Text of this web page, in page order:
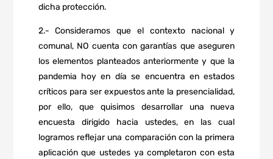
dicha protección.
2.- Consideramos que el contexto nacional y
comunal, NO cuenta con garantías que aseguren
los elementos planteados anteriormente y que la
pandemia hoy en día se encuentra en estados
críticos para ser expuestos ante la presencialidad,
por ello, que quisimos desarrollar una nueva
encuesta dirigido hacia ustedes, en las cual
logramos reflejar una comparación con la primera
aplicación que ustedes ya completaron con esta